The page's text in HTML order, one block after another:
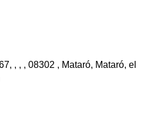
, , , 08302 , Mataró, Mataró, el